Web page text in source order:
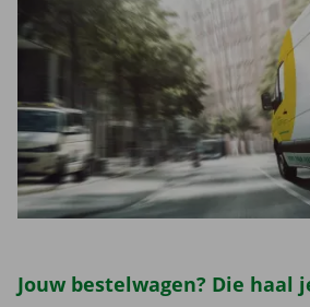
Jouw bestelwagen? Die haal